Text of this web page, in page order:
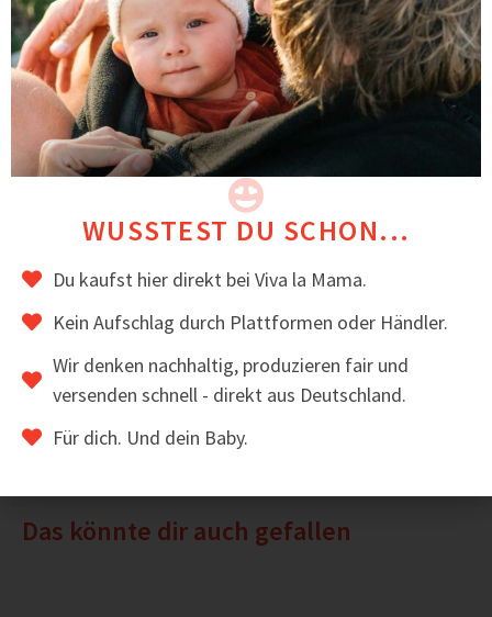
der Brust
Material & Verarbeitung
Außenmaterial: 3-lagiger Softshell
Innenfutter im Körperbereich: weiche
Viskosemischung
Sorgfältige Verarbeitung & robuste Nähte
Langlebig, alltagstaugliche Qualität
Hochwertig verarbeitet und handgenäht in der EU.
Viele Kundinnen bewerten an PINA besonders
positiv den schönen, modernen Look – und tragen
sie häufig auch beim nächsten Geschwisterkind
Das könnte dir auch gefallen
WUSSTEST DU SCHON...
Du kaufst hier direkt bei Viva la Mama.
Kein Aufschlag durch Plattformen oder Händler.
Wir denken nachhaltig, produzieren fair und
versenden schnell - direkt aus Deutschland.
Für dich. Und dein Baby.